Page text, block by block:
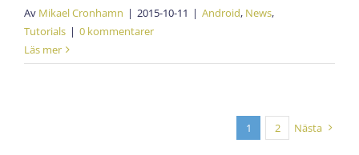
Av Mikael Cronhamn | 2015-10-11 | Android, News,
Tutorials | 0 kommentarer
Läs mer
1 2 Nästa